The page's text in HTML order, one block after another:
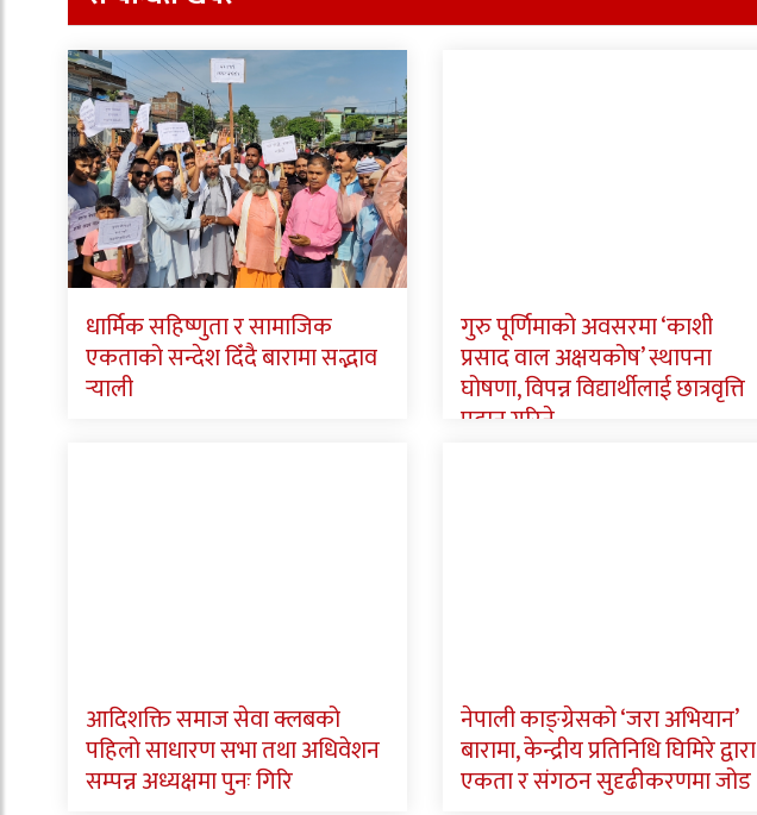
धार्मिक सहिष्णुता र सामाजिक
एकताको सन्देश दिँदै बारामा सद्भाव
र्‍याली
गुरु पूर्णिमाको अवसरमा ‘काशी
प्रसाद वाल अक्षयकोष’ स्थापना
घोषणा, विपन्न विद्यार्थीलाई छात्रवृत्ति
प्रदान गरिने
आदिशक्ति समाज सेवा क्लबको
पहिलो साधारण सभा तथा अधिवेशन
सम्पन्न अध्यक्षमा पुनः गिरि
नेपाली काङ्ग्रेसको ‘जरा अभियान’
बारामा, केन्द्रीय प्रतिनिधि घिमिरे द्वारा
एकता र संगठन सुदृढीकरणमा जोड